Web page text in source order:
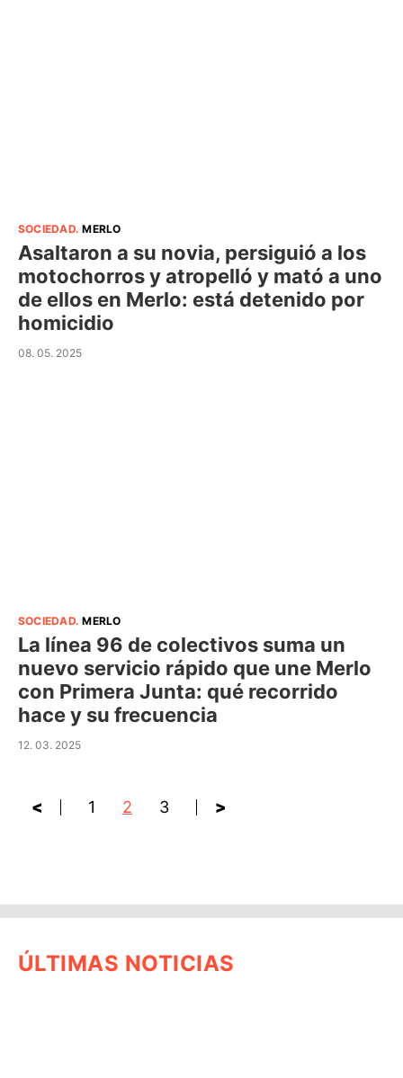
SOCIEDAD.MERLO
Asaltaron a su novia, persiguió a los
motochorros y atropelló y mató a uno
de ellos en Merlo: está detenido por
homicidio
08. 05. 2025
SOCIEDAD.MERLO
La línea 96 de colectivos suma un
nuevo servicio rápido que une Merlo
con Primera Junta: qué recorrido
hace y su frecuencia
12. 03. 2025
< 1 2 3 >
ÚLTIMAS NOTICIAS